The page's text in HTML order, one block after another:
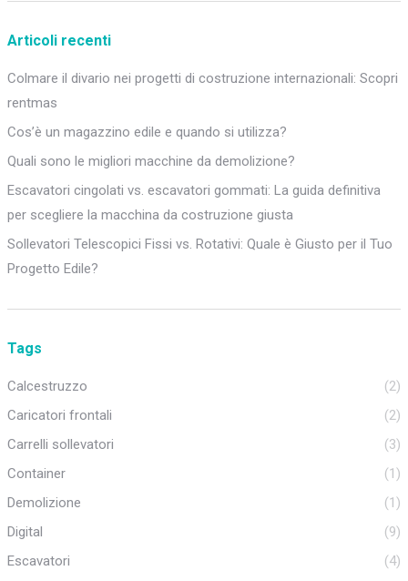
Articoli recenti
Colmare il divario nei progetti di costruzione internazionali: Scopri
rentmas
Cos’è un magazzino edile e quando si utilizza?
Quali sono le migliori macchine da demolizione?
Escavatori cingolati vs. escavatori gommati: La guida definitiva
per scegliere la macchina da costruzione giusta
Sollevatori Telescopici Fissi vs. Rotativi: Quale è Giusto per il Tuo
Progetto Edile?
Tags
Calcestruzzo
(2)
Caricatori frontali
(2)
Carrelli sollevatori
(3)
Container
(1)
Demolizione
(1)
Digital
(9)
Escavatori
(4)